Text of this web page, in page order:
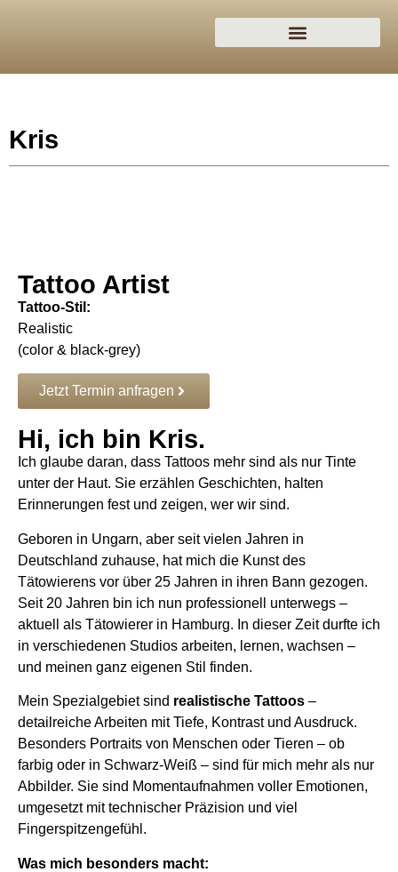
Kris
Tattoo Artist
Tattoo-Stil:
Realistic
(color & black-grey)
Jetzt Termin anfragen
Hi, ich bin Kris.
Ich glaube daran, dass Tattoos mehr sind als nur Tinte
unter der Haut. Sie erzählen Geschichten, halten
Erinnerungen fest und zeigen, wer wir sind.
Geboren in Ungarn, aber seit vielen Jahren in
Deutschland zuhause, hat mich die Kunst des
Tätowierens vor über 25 Jahren in ihren Bann gezogen.
Seit 20 Jahren bin ich nun professionell unterwegs –
aktuell als Tätowierer in Hamburg. In dieser Zeit durfte ich
in verschiedenen Studios arbeiten, lernen, wachsen –
und meinen ganz eigenen Stil finden.
Mein Spezialgebiet sind realistische Tattoos –
detailreiche Arbeiten mit Tiefe, Kontrast und Ausdruck.
Besonders Portraits von Menschen oder Tieren – ob
farbig oder in Schwarz-Weiß – sind für mich mehr als nur
Abbilder. Sie sind Momentaufnahmen voller Emotionen,
umgesetzt mit technischer Präzision und viel
Fingerspitzengefühl.
Was mich besonders macht: